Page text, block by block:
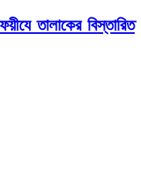
তালাকের বিস্তারিত